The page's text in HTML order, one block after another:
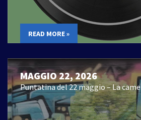
READ MORE »
MAGGIO 22, 2026
Puntatina del 22 maggio – La